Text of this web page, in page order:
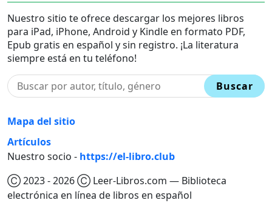
Nuestro sitio te ofrece descargar los mejores libros
para iPad, iPhone, Android y Kindle en formato PDF,
Epub gratis en español y sin registro. ¡La literatura
siempre está en tu teléfono!
Buscar
Mapa del sitio
Artículos
Nuestro socio - https://el-libro.club
Ⓒ 2023 - 2026 Ⓒ Leer-Libros.com — Biblioteca
electrónica en línea de libros en español